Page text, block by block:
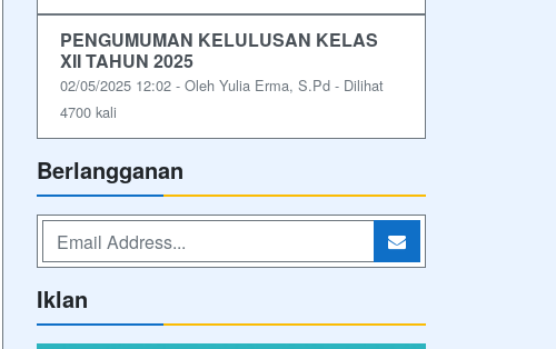
PENGUMUMAN KELULUSAN KELAS
XII TAHUN 2025
02/05/2025 12:02 - Oleh Yulia Erma, S.Pd - Dilihat
4700 kali
Berlangganan
Iklan